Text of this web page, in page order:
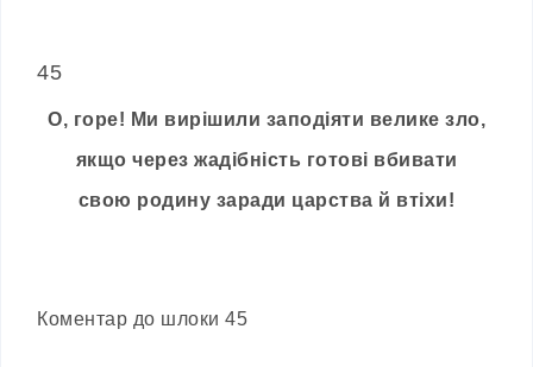
45
О, горе! Ми вирішили заподіяти велике зло,
якщо через жадібність готові вбивати
свою родину заради царства й втіхи!
Коментар до шлоки 45